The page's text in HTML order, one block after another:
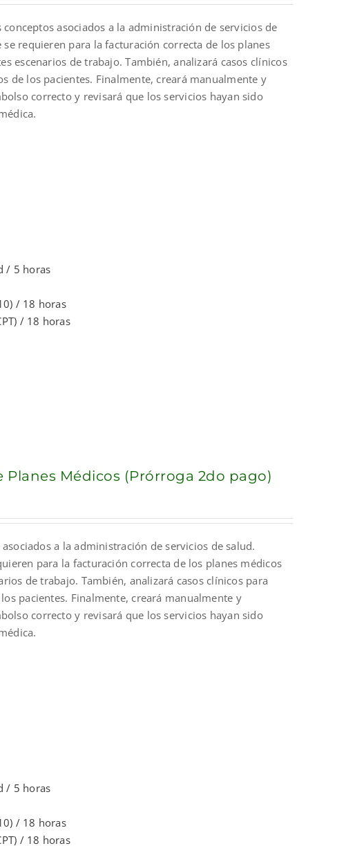
asociados a la administración de servicios de
requieren para la facturación correcta de los planes
escenarios de trabajo. También, analizará casos clínicos
de los pacientes. Finalmente, creará manualmente y
correcto y revisará que los servicios hayan sido
/ 5 horas
/ 18 horas
/ 18 horas
Médicos (Prórroga 2do pago)
a la administración de servicios de salud.
para la facturación correcta de los planes médicos
de trabajo. También, analizará casos clínicos para
pacientes. Finalmente, creará manualmente y
correcto y revisará que los servicios hayan sido
/ 5 horas
/ 18 horas
/ 18 horas